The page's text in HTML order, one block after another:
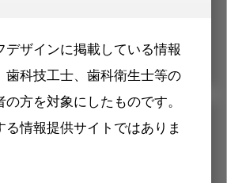
デザインに掲載している情報
歯科技工士、歯科衛生士等の
方を対象にしたものです。
る情報提供サイトではありま
メリット